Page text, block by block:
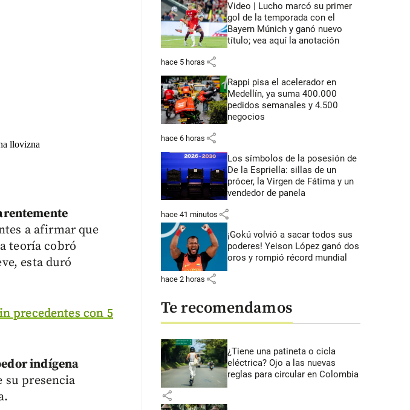
llovizna
a afirmar que
teoría cobró
esta duró
precedentes con 5
indígena
su presencia
Video | Lucho marcó su primer
gol de la temporada con el
Bayern Múnich y ganó nuevo
título; vea aquí la anotación
hace 5 horas share
Rappi pisa el acelerador en
Medellín, ya suma 400.000
pedidos semanales y 4.500
negocios
hace 6 horas share
Los símbolos de la posesión de
De la Espriella: sillas de un
prócer, la Virgen de Fátima y un
vendedor de panela
hace 41 minutos share
¡Gokú volvió a sacar todos sus
poderes! Yeison López ganó dos
oros y rompió récord mundial
hace 2 horas share
Te recomendamos
¿Tiene una patineta o cicla
eléctrica? Ojo a las nuevas
reglas para circular en Colombia
share